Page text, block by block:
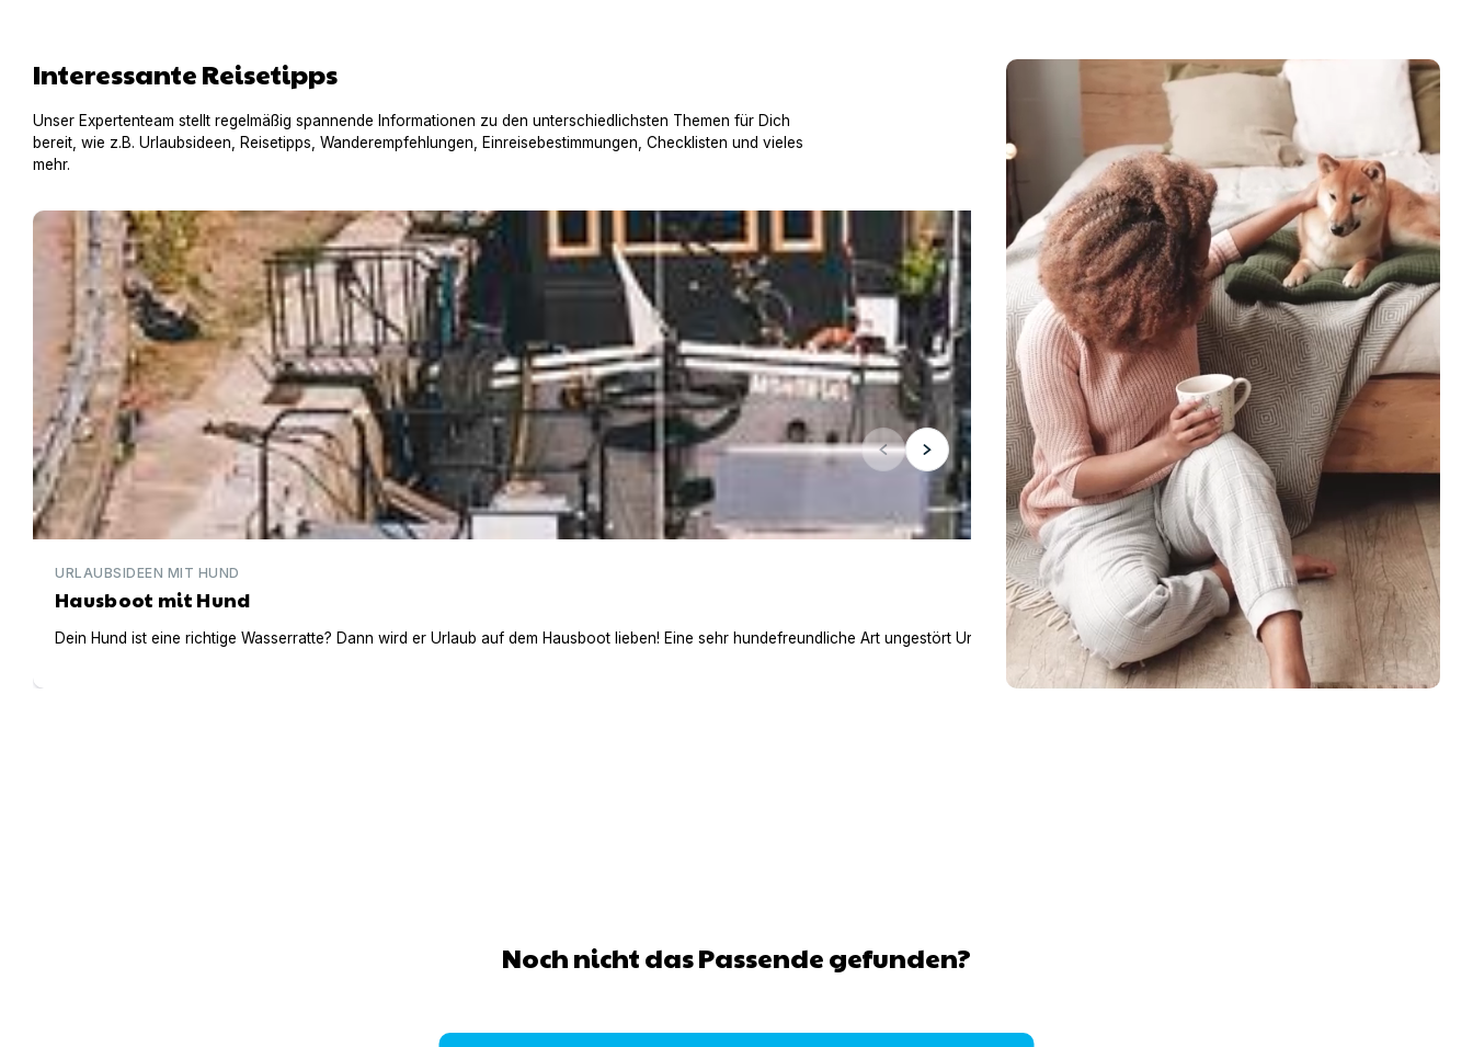
Interessante Reisetipps
Unser Expertenteam stellt regelmäßig spannende Informationen zu den unterschiedlichsten Themen für Dich
bereit, wie z.B. Urlaubsideen, Reisetipps, Wanderempfehlungen, Einreisebestimmungen, Checklisten und vieles
mehr.
Hausboot mit Hund
URLAUBSIDEEN MIT HUND
Hausboot mit Hund
Dein Hund ist eine richtige Wasserratte? Dann wird er Urlaub auf dem Hausboot lieben! Eine sehr hundefreundliche Art ungestört Urlaub zu machen. Spaß und Abenteuer für die ganze Familie, ganz
Noch nicht das Passende gefunden?